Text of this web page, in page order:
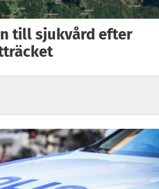
till sjukvård efter